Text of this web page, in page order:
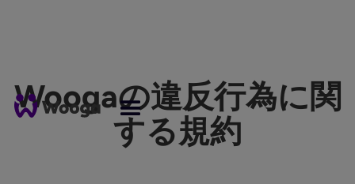
Woogaの違反行為に関
する規約